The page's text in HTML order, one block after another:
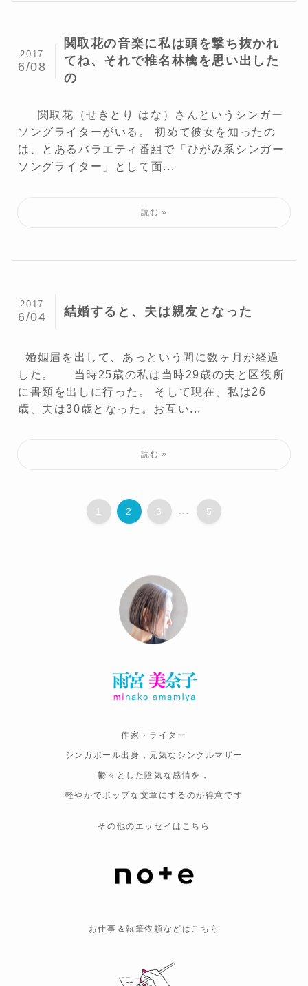
関取花の音楽に私は頭を撃ち抜かれ
てね、それで椎名林檎を思い出した
の
2017
6/08
関取花（せきとり はな）さんというシンガー
ソングライターがいる。 初めて彼女を知ったの
は、とあるバラエティ番組で「ひがみ系シンガー
ソングライター」として面...
結婚すると、夫は親友となった
2017
6/04
婚姻届を出して、あっという間に数ヶ月が経過
した。 当時25歳の私は当時29歳の夫と区役所
に書類を出しに行った。 そして現在、私は26
歳、夫は30歳となった。お互い...
1 2 3 5
作家・ライター
シンガポール出身，元気なシングルマザー
鬱々とした陰気な感情を，
軽やかでポップな文章にするのが得意です
その他のエッセイはこちら
お仕事＆執筆依頼などはこちら